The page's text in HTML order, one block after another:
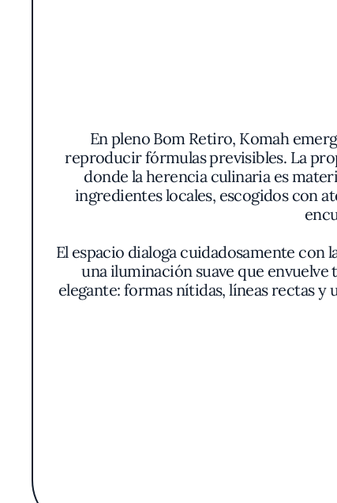
En pleno Bom Retiro, Komah
reproducir fórmulas previsibles. La
donde la herencia culinaria es
ingredientes locales, escogidos con
El espacio dialoga cuidadosamente con
una iluminación suave que envuelve
elegante: formas nítidas, líneas rectas y
Un rasgo que resalta es la atención al